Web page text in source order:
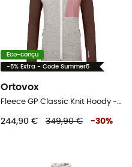
Eco-conçu
-5% Extra - Code Summer5
Ortovox
Fleece GP Classic Knit Hoody - Polaire femme
244,90 € 349,90 € -30%